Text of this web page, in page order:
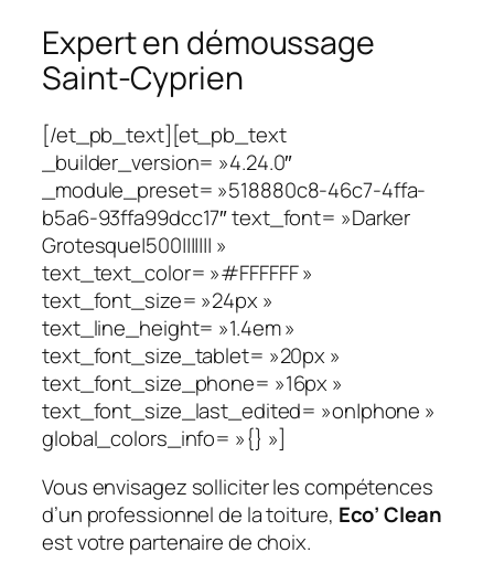
Expert en démoussage
Saint-Cyprien
[/et_pb_text][et_pb_text
_builder_version= »4.24.0″
_module_preset= »518880c8-46c7-4ffa-
b5a6-93ffa99dcc17″ text_font= »Darker
Grotesque|500||||||| »
text_text_color= »#FFFFFF »
text_font_size= »24px »
text_line_height= »1.4em »
text_font_size_tablet= »20px »
text_font_size_phone= »16px »
text_font_size_last_edited= »on|phone »
global_colors_info= »{} »]
Vous envisagez solliciter les compétences
d’un professionnel de la toiture, Eco’ Clean
est votre partenaire de choix.